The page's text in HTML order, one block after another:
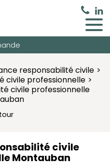
responsabilité civile
civile professionnelle
civile professionnelle
civile
Montauban